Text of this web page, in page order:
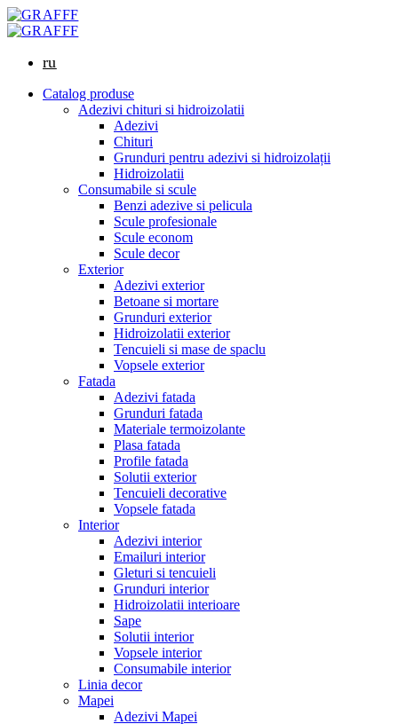
ru
Catalog produse
Adezivi chituri si hidroizolatii
Adezivi
Chituri
Grunduri pentru adezivi si hidroizolații
Hidroizolatii
Consumabile si scule
Benzi adezive si pelicula
Scule profesionale
Scule econom
Scule decor
Exterior
Adezivi exterior
Betoane si mortare
Grunduri exterior
Hidroizolatii exterior
Tencuieli si mase de spaclu
Vopsele exterior
Fatada
Adezivi fatada
Grunduri fatada
Materiale termoizolante
Plasa fatada
Profile fatada
Solutii exterior
Tencuieli decorative
Vopsele fatada
Interior
Adezivi interior
Emailuri interior
Gleturi si tencuieli
Grunduri interior
Hidroizolatii interioare
Sape
Solutii interior
Vopsele interior
Consumabile interior
Linia decor
Mapei
Adezivi Mapei